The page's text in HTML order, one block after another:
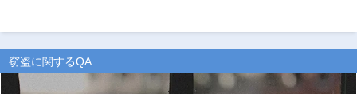
窃盗に関するQA